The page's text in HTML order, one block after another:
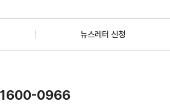
뉴스레터 신청
1600-0966